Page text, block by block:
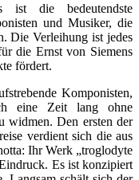
ist die bedeutendste
und Musiker, die
Die Verleihung ist jedes
die Ernst von Siemens
fördert.
Komponisten,
eine Zeit lang ohne
widmen. Den ersten der
verdient sich die aus
Ihr Werk „troglodyte
Es ist konzipiert